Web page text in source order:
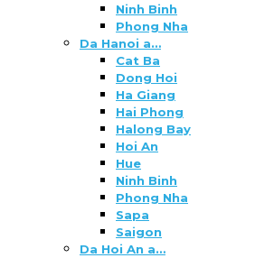
Ninh Binh
Phong Nha
Da Hanoi a…
Cat Ba
Dong Hoi
Ha Giang
Hai Phong
Halong Bay
Hoi An
Hue
Ninh Binh
Phong Nha
Sapa
Saigon
Da Hoi An a…